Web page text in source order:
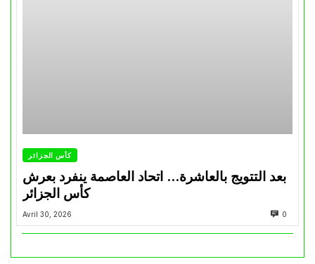
كأس الجزائر
بعد التتويج بالعاشرة… اتحاد العاصمة ينفرد بعرش
كأس الجزائر
Avril 30, 2026 0